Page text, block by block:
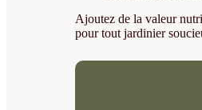
Ajoutez de la valeur
pour tout jardinier